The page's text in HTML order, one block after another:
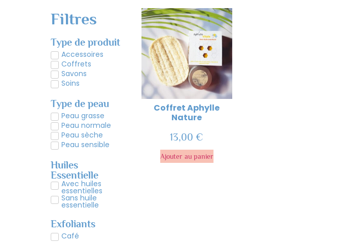
Filtres
Type de produit
Accessoires
Coffrets
Savons
Soins
Type de peau
Peau grasse
Peau normale
Peau sèche
Peau sensible
Huiles
Essentielle
Avec huiles
essentielles
Sans huile
essentielle
Exfoliants
Café
Coffret Aphylle
Nature
13,00€
Ajouter au panier